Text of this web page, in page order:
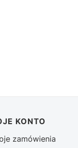
KONTO
zamówienia